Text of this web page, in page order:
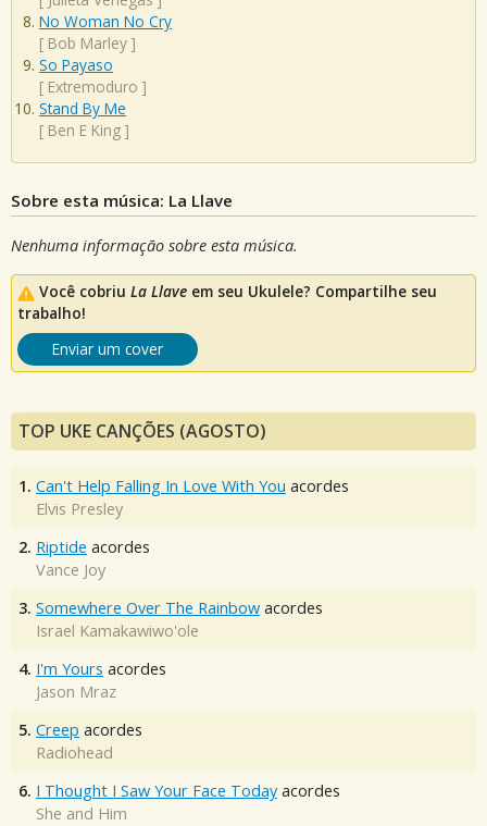
No Woman No Cry
[ Bob Marley ]
So Payaso
[ Extremoduro ]
Stand By Me
[ Ben E King ]
Sobre esta música: La Llave
Nenhuma informação sobre esta música.
Você cobriu La Llave em seu Ukulele? Compartilhe seu
trabalho!
Enviar um cover
TOP UKE CANÇÕES (AGOSTO)
1. Can't Help Falling In Love With You acordes
Elvis Presley
2. Riptide acordes
Vance Joy
3. Somewhere Over The Rainbow acordes
Israel Kamakawiwo'ole
4. I'm Yours acordes
Jason Mraz
5. Creep acordes
Radiohead
6. I Thought I Saw Your Face Today acordes
She and Him